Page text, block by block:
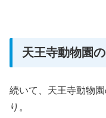
天王寺動物園
続いて、天王寺動物
り。